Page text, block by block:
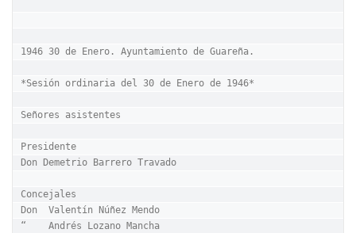
1946 30 de Enero. Ayuntamiento de Guareña.
*Sesión ordinaria del 30 de Enero de 1946*
Señores asistentes
Presidente
Don Demetrio Barrero Travado
Concejales
Don  Valentín Núñez Mendo
“    Andrés Lozano Mancha